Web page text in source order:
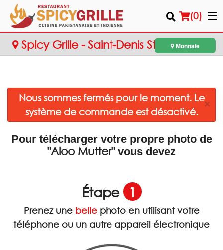
(0)
Emplacement
Français
Connection
Rechercher
Spicy Grille - Saint-Denis StreetMonnaie
Nous sommes fermés pour le moment. Le
système de commande est désactivé.
×
Pour télécharger votre propre photo de
"Aloo Mutter"vous devez
Étape 1
Prenez unebelle photo en utilisant votre
téléphone ou un autre appareil électronique